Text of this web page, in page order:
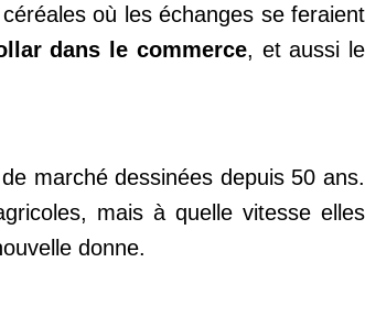
où les échanges se feraient
dans le commerce, et aussi le
marché dessinées depuis 50 ans.
mais à quelle vitesse elles
donne.